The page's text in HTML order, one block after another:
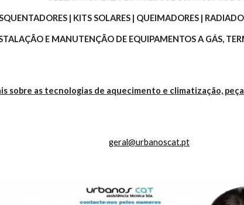
| KITS SOLARES | QUEIMADORES |
E MANUTENÇÃO DE EQUIPAMENTOS A GÁS,
sobre as tecnologias de aquecimento e climatização,
geral@urbanoscat.pt